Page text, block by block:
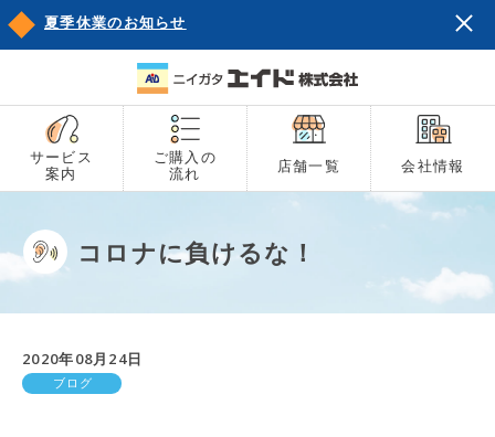
夏季休業のお知らせ
サービス
案内
ご購入の
流れ
店舗一覧 会社情報
コロナに負けるな！
2020年08月24日
ブログ